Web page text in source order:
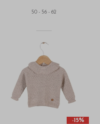
50 - 56 - 62
-15%